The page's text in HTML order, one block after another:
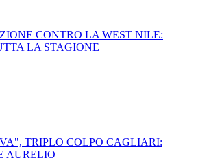
CONTRO LA WEST NILE:
LA STAGIONE
TRIPLO COLPO CAGLIARI:
AURELIO